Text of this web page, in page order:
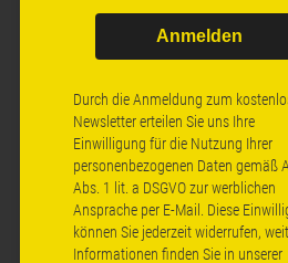
Anmelden
Durch die Anmeldung zum
Newsletter erteilen Sie uns Ihre
Einwilligung für die Nutzung Ihrer
personenbezogenen Daten gemäß
Abs. 1 lit. a DSGVO zur werblichen
Ansprache per E-Mail. Diese
können Sie jederzeit widerrufen,
Informationen finden Sie in unserer